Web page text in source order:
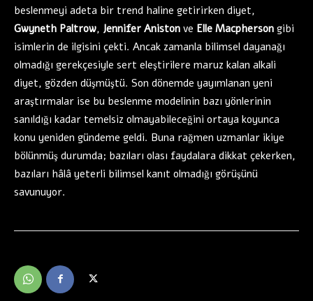
beslenmeyi adeta bir trend haline getirirken diyet,
Gwyneth Paltrow, Jennifer Aniston ve Elle Macpherson gibi
isimlerin de ilgisini çekti. Ancak zamanla bilimsel dayanağı
olmadığı gerekçesiyle sert eleştirilere maruz kalan alkali
diyet, gözden düşmüştü. Son dönemde yayımlanan yeni
araştırmalar ise bu beslenme modelinin bazı yönlerinin
sanıldığı kadar temelsiz olmayabileceğini ortaya koyunca
konu yeniden gündeme geldi. Buna rağmen uzmanlar ikiye
bölünmüş durumda; bazıları olası faydalara dikkat çekerken,
bazıları hâlâ yeterli bilimsel kanıt olmadığı görüşünü
savunuyor.